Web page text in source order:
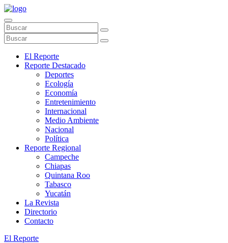
El Reporte
Reporte Destacado
Deportes
Ecología
Economía
Entretenimiento
Internacional
Medio Ambiente
Nacional
Política
Reporte Regional
Campeche
Chiapas
Quintana Roo
Tabasco
Yucatán
La Revista
Directorio
Contacto
El Reporte